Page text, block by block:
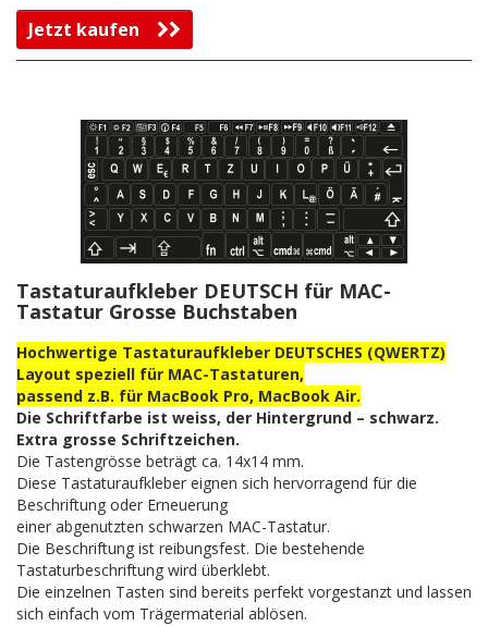
Jetzt kaufen
Tastaturaufkleber DEUTSCH für MAC-
Tastatur Grosse Buchstaben
Hochwertige Tastaturaufkleber DEUTSCHES (QWERTZ)
Layout speziell für MAC-Tastaturen,
passend z.B. für MacBook Pro, MacBook Air.
Die Schriftfarbe ist weiss, der Hintergrund – schwarz.
Extra grosse Schriftzeichen.
Die Tastengrösse beträgt ca. 14x14 mm.
Diese Tastaturaufkleber eignen sich hervorragend für die
Beschriftung oder Erneuerung
einer abgenutzten schwarzen MAC-Tastatur.
Die Beschriftung ist reibungsfest. Die bestehende
Tastaturbeschriftung wird überklebt.
Die einzelnen Tasten sind bereits perfekt vorgestanzt und lassen
sich einfach vom Trägermaterial ablösen.